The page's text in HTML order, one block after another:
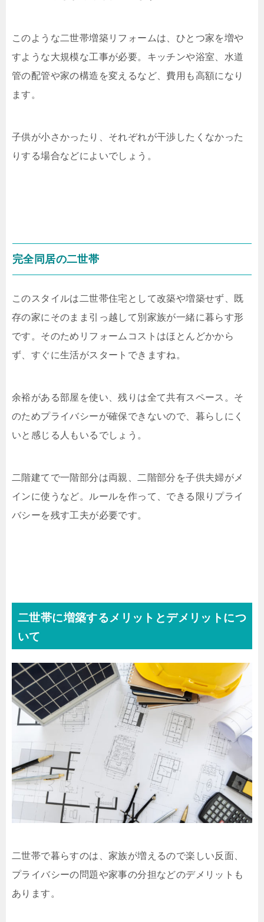
このような二世帯増築リフォームは、ひとつ家を増や
すような大規模な工事が必要。キッチンや浴室、水道
管の配管や家の構造を変えるなど、費用も高額になり
ます。
子供が小さかったり、それぞれが干渉したくなかった
りする場合などによいでしょう。
完全同居の二世帯
このスタイルは二世帯住宅として改築や増築せず、既
存の家にそのまま引っ越して別家族が一緒に暮らす形
です。そのためリフォームコストはほとんどかから
ず、すぐに生活がスタートできますね。
余裕がある部屋を使い、残りは全て共有スペース。そ
のためプライバシーが確保できないので、暮らしにく
いと感じる人もいるでしょう。
二階建てで一階部分は両親、二階部分を子供夫婦がメ
インに使うなど。ルールを作って、できる限りプライ
バシーを残す工夫が必要です。
二世帯に増築するメリットとデメリットにつ
いて
二世帯で暮らすのは、家族が増えるので楽しい反面、
プライバシーの問題や家事の分担などのデメリットも
あります。